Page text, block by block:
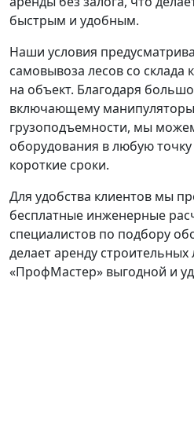
быстрым и удобным.
Наши условия
самовывоза лесов со склада
на объект. Благодаря
включающему
грузоподъемности, мы
оборудования в любую
короткие сроки.
Для удобства клиентов мы
бесплатные инженерные
специалистов по подбору
делает аренду
«ПрофМастер» выгодной и